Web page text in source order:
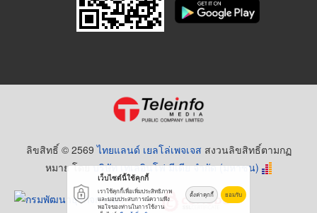
ลิขสิทธิ์ © 2569ไทยแลนด์ เยลโล่เพจเจส สงวนลิขสิทธิ์ตามกฏ
หมาย โดยบริษัท เทเลอินโฟ มีเดีย จำกัด (มหาชน)
เว็บไซต์นี้ใช้คุกกี้
เราใช้คุกกี้เพื่อเพิ่มประสิทธิภาพ
และมอบประสบการณ์ความพึง
พอใจของท่านในการใช้งาน
ตั้งค่าคุกกี้ ยอมรับ